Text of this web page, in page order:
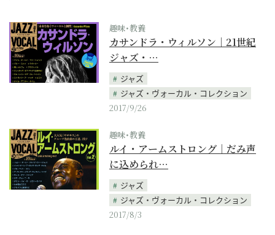
趣味･教養
カサンドラ・ウィルソン｜21世紀
ジャズ・…
ジャズ
ジャズ・ヴォーカル・コレクション
2017/9/26
趣味･教養
ルイ・アームストロング｜だみ声
に込められ…
ジャズ
ジャズ・ヴォーカル・コレクション
2017/8/3